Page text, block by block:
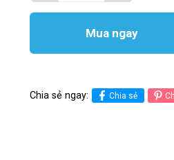
Mua ngay
Chia sẻ ngay: Chia sẻ